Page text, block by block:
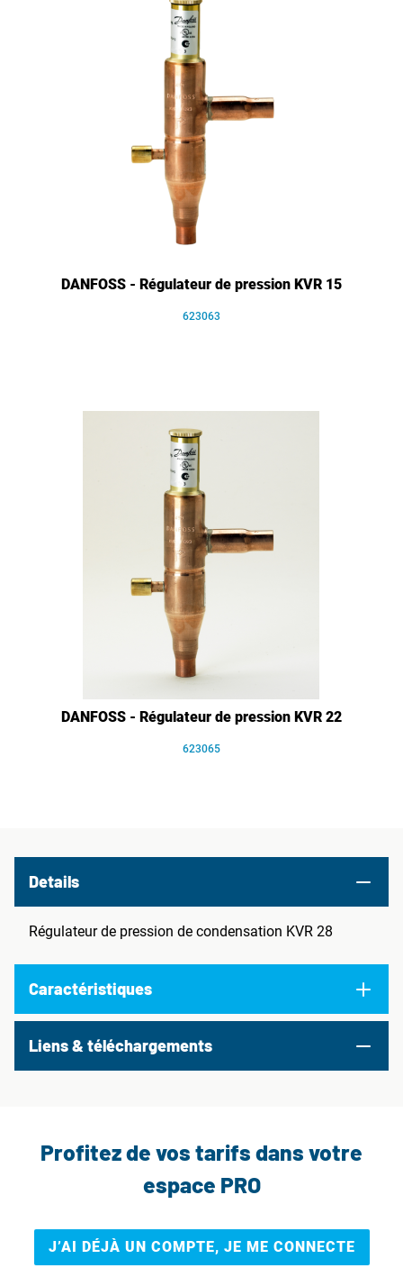
DANFOSS - Régulateur de pression KVR 15
623063
DANFOSS - Régulateur de pression KVR 22
623065
Details
Régulateur de pression de condensation KVR 28
Caractéristiques
Liens & téléchargements
Profitez de vos tarifs dans votre
espace PRO
J’AI DÉJÀ UN COMPTE, JE ME CONNECTE